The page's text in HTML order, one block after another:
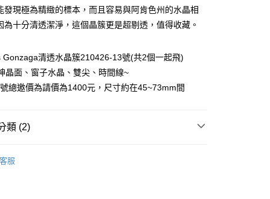
滿NT$3,000(含以上)免運費
發現極為精緻的標本，而且容易與阿肯色州的水晶相
為十分清透潔淨，這個晶簇更是超剔透，值得收藏。
Gonzaga清透水晶簇210426-13號(共2個一起飛)
晶面、窗子水晶、雙尖、時間線~
總邀價為請價為1400元，尺寸約在45~73mm間
類 (2)
客服